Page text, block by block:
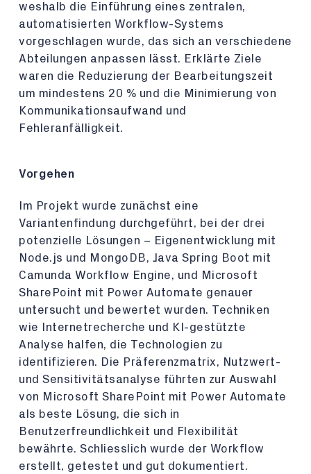
weshalb die Einführung eines zentralen,
automatisierten Workflow-Systems
vorgeschlagen wurde, das sich an verschiedene
Abteilungen anpassen lässt. Erklärte Ziele
waren die Reduzierung der Bearbeitungszeit
um mindestens 20 % und die Minimierung von
Kommunikationsaufwand und
Fehleranfälligkeit.
Vorgehen
Im Projekt wurde zunächst eine
Variantenfindung durchgeführt, bei der drei
potenzielle Lösungen – Eigenentwicklung mit
Node.js und MongoDB, Java Spring Boot mit
Camunda Workflow Engine, und Microsoft
SharePoint mit Power Automate genauer
untersucht und bewertet wurden. Techniken
wie Internetrecherche und KI-gestützte
Analyse halfen, die Technologien zu
identifizieren. Die Präferenzmatrix, Nutzwert-
und Sensitivitätsanalyse führten zur Auswahl
von Microsoft SharePoint mit Power Automate
als beste Lösung, die sich in
Benutzerfreundlichkeit und Flexibilität
bewährte. Schliesslich wurde der Workflow
erstellt, getestet und gut dokumentiert.